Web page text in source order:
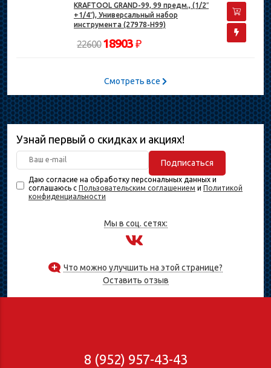
KRAFTOOL GRAND-99, 99 предм., (1/2″
+1/4″), Универсальный набор
инструмента (27978-H99)
22600 18903 ₽
Смотреть все
Узнай первый о скидках и акциях!
Подписаться
Даю согласие на обработку персональных данных и
соглашаюсь с Пользовательским соглашением и Политикой
конфиденциальности
Мы в соц. сетях:
Что можно улучшить на этой странице?
Оставить отзыв
8 (952) 957-43-43